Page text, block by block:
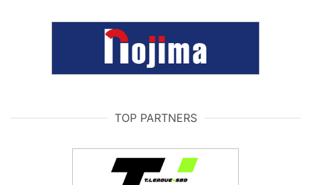
TOP PARTNERS